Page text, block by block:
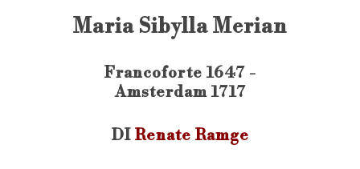
Maria Sibylla Merian
Francoforte 1647 -
Amsterdam 1717
DI Renate Ramge